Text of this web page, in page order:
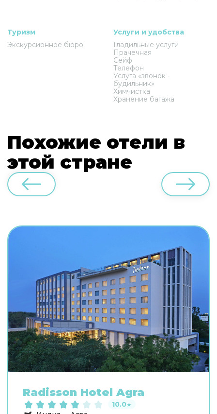
Туризм
Экскурсионное бюро
Услуги и удобства
Гладильные услуги
Прачечная
Сейф
Телефон
Услуга «звонок -
будильник»
Химчистка
Хранение багажа
Похожие отели в
этой стране
Radisson Hotel Agra
10.0★